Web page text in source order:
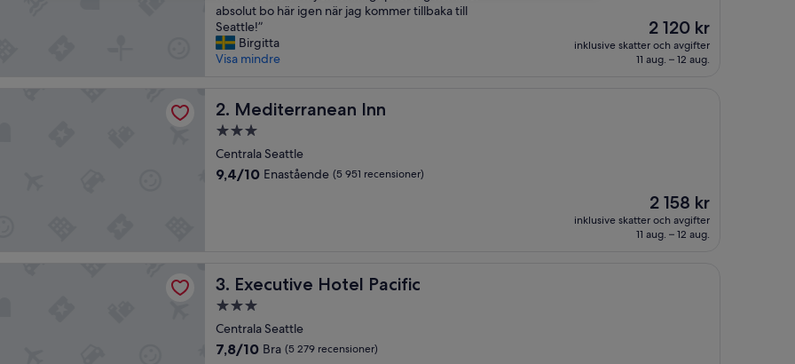
ä
l
s
a
p
g
o
d
r
S
e
a
absolut bo här igen när jag kommer tillbaka till
Seattle!”
Birgitta
Visa mindre
Priset
är
2 120 kr
2 120 kr
inklusive skatter och avgifter
11 aug. – 12 aug.
2. Mediterranean Inn
Mediterranean Inn
3.0-
stjärnigt
boende
Centrala Seattle
9.4
9,4/10 Enastående (5 951 recensioner)
Priset
är
2 158 kr
2 158 kr
inklusive skatter och avgifter
11 aug. – 12 aug.
3. Executive Hotel Pacific
Executive Hotel Pacific
3.0-
stjärnigt
boende
Centrala Seattle
7.8
7,8/10 Bra (5 279 recensioner)